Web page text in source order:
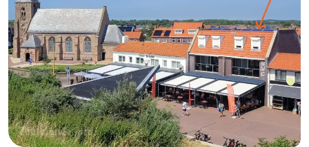
Webcam
Langstraat
Webcam
Strand
Übernachten
Appartements
-